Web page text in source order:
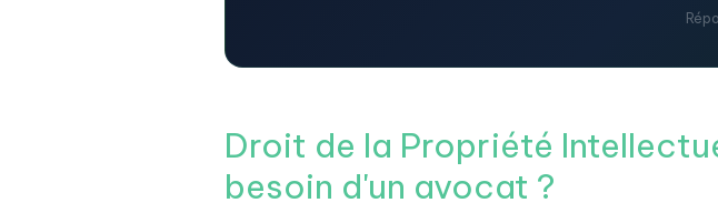
Droit de la Propriété
besoin d'un avocat ?